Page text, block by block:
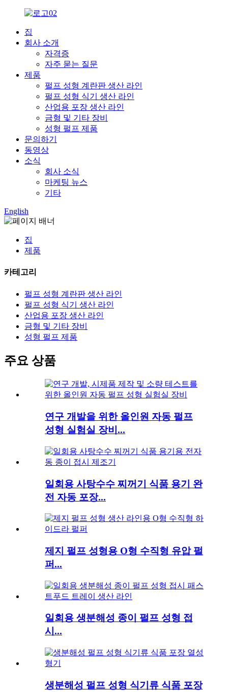
집
회사 소개
자격증
자주 묻는 질문
제품
펄프 성형 계란판 생산 라인
펄프 성형 식기 생산 라인
산업용 포장 생산 라인
금형 및 기타 장비
성형 펄프 제품
문의하기
동영상
소식
회사 소식
마케팅 뉴스
기타
English
집
제품
카테고리
펄프 성형 계란판 생산 라인
펄프 성형 식기 생산 라인
산업용 포장 생산 라인
금형 및 기타 장비
성형 펄프 제품
주요 상품
연구 개발을 위한 올인원 자동 펄프
성형 실험실 장비...
일회용 사탕수수 찌꺼기 식품 용기 완
전 자동 포장...
제지 펄프 성형용 O형 수직형 유압 펄
퍼...
일회용 생분해성 종이 펄프 성형 접
시...
생분해성 펄프 성형 식기류 식품 포장